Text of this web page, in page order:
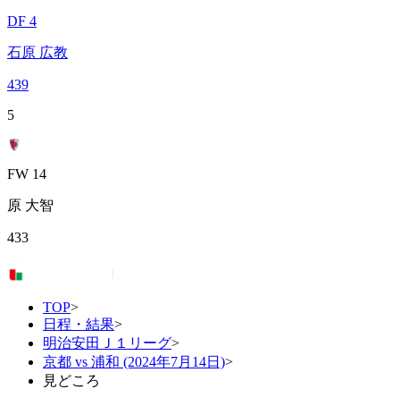
DF 4
石原 広教
439
5
FW 14
原 大智
433
TOP>
日程・結果>
明治安田Ｊ１リーグ>
京都 vs 浦和 (2024年7月14日)>
見どころ